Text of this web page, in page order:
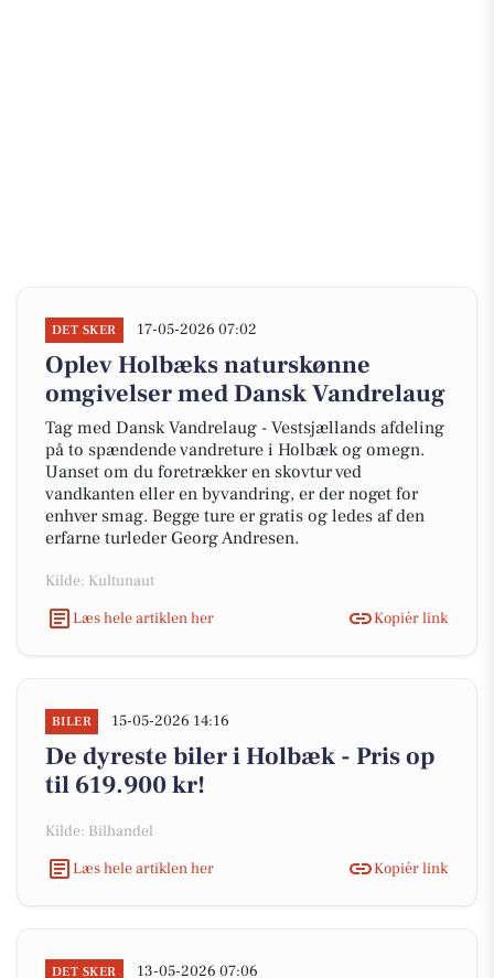
DET SKER 17-05-2026 07:02
Oplev Holbæks naturskønne
omgivelser med Dansk Vandrelaug
Tag med Dansk Vandrelaug - Vestsjællands afdeling
på to spændende vandreture i Holbæk og omegn.
Uanset om du foretrækker en skovtur ved
vandkanten eller en byvandring, er der noget for
enhver smag. Begge ture er gratis og ledes af den
erfarne turleder Georg Andresen.
Kilde: Kultunaut
Læs hele artiklen her
Kopiér link
BILER 15-05-2026 14:16
De dyreste biler i Holbæk - Pris op
til 619.900 kr!
Kilde: Bilhandel
Læs hele artiklen her
Kopiér link
DET SKER 13-05-2026 07:06